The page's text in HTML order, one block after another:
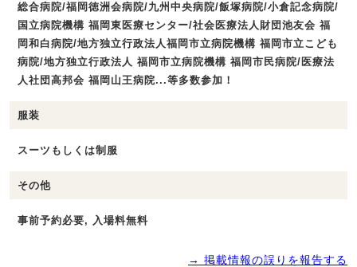
総合病院/福岡徳洲会病院/九州中央病院/飯塚病院/小倉記念病院/
国立病院機構 福岡東医療センター/社会医療法人財団池友会 福
岡和白病院/地方独立行政法人福岡市立病院機構 福岡市立こども
病院/地方独立行政法人 福岡市立病院機構 福岡市民病院/医療法
人社団高邦会 福岡山王病院...等多数参加！
服装
スーツもしくは制服
その他
事前予約必要, 入場料無料
→ 掲載情報の誤りを報告する